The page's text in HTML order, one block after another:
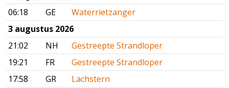
06:18
GE
Waterrietzanger
3 augustus 2026
21:02
NH
Gestreepte Strandloper
19:21
FR
Gestreepte Strandloper
17:58
GR
Lachstern